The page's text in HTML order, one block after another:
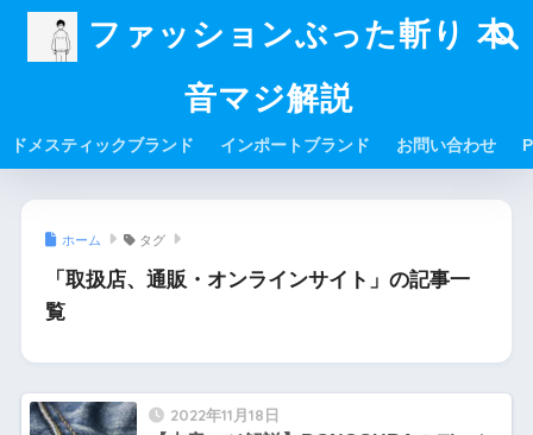
ファッションぶった斬り 本
音マジ解説
ドメスティックブランド インポートブランド お問い合わせ
ホーム タグ
「取扱店、通販・オンラインサイト」の記事一
覧
2022年11月18日